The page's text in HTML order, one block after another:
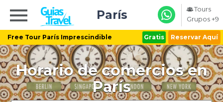
Free Tour París Imprescindible Gratis Reservar Aquí
París
Tours
Grupos +9
Horario de comercios en
París